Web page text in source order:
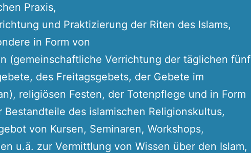
Praxis,
und Praktizierung der Riten des Islams,
in Form von
(gemeinschaftliche Verrichtung der täglichen fünf
des Freitagsgebets, der Gebete im
religiösen Festen, der Totenpflege und in Form
Bestandteile des islamischen Religionskultus,
von Kursen, Seminaren, Workshops,
u.ä. zur Vermittlung von Wissen über den Islam,